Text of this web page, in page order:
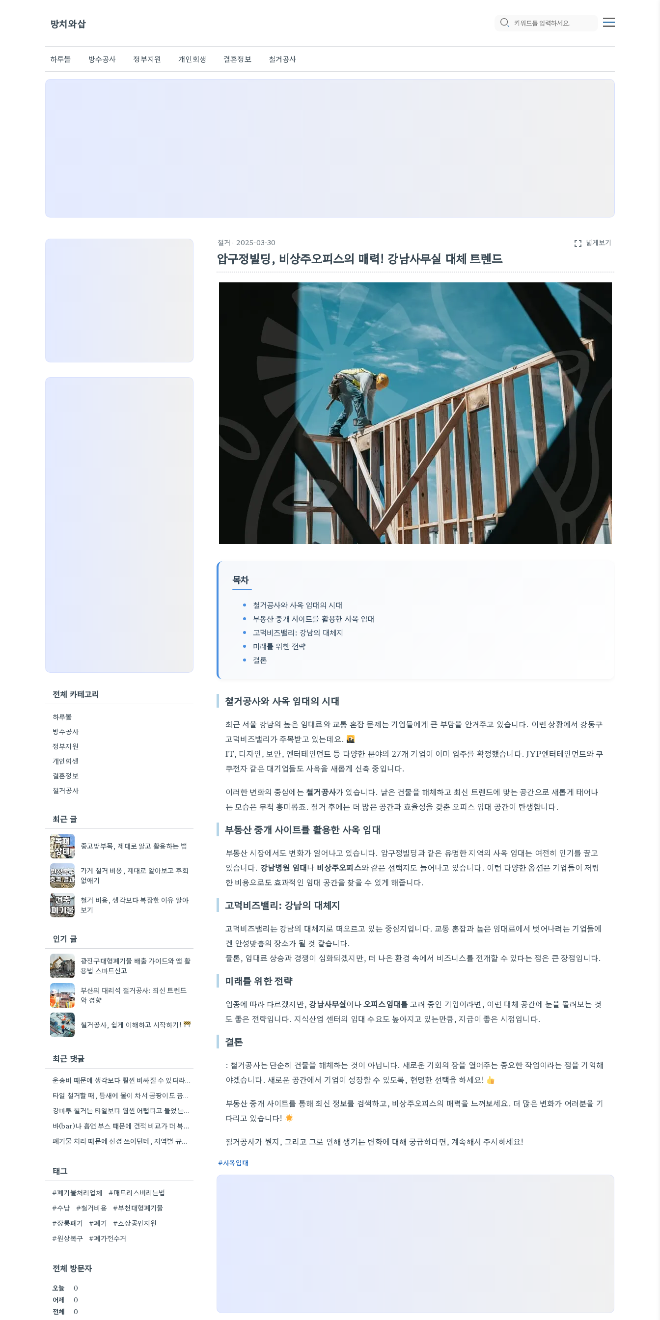
망치와삽
하루몰 방수공사 정부지원 개인회생 결혼정보 철거공사
철거 · 2025-03-30 fullscreen 넓게보기
압구정빌딩, 비상주오피스의 매력! 강남사무실 대체 트렌드
목차
철거공사와 사옥 임대의 시대
부동산 중개 사이트를 활용한 사옥 임대
고덕비즈밸리: 강남의 대체지
미래를 위한 전략
결론
철거공사와 사옥 임대의 시대
최근 서울 강남의 높은 임대료와 교통 혼잡 문제는 기업들에게 큰 부담을 안겨주고 있습니다. 이런 상황에서 강동구
고덕비즈밸리가 주목받고 있는데요.
IT, 디자인, 보안, 엔터테인먼트 등 다양한 분야의 27개 기업이 이미 입주를 확정했습니다. JYP엔터테인먼트와 쿠
쿠전자 같은 대기업들도 사옥을 새롭게 신축 중입니다.
이러한 변화의 중심에는 철거공사가 있습니다. 낡은 건물을 해체하고 최신 트렌드에 맞는 공간으로 새롭게 태어나
는 모습은 무척 흥미롭죠. 철거 후에는 더 많은 공간과 효율성을 갖춘 오피스 임대 공간이 탄생합니다.
부동산 중개 사이트를 활용한 사옥 임대
부동산 시장에서도 변화가 일어나고 있습니다. 압구정빌딩과 같은 유명한 지역의 사옥 임대는 여전히 인기를 끌고
있습니다. 강남병원 임대나 비상주오피스와 같은 선택지도 늘어나고 있습니다. 이런 다양한 옵션은 기업들이 저렴
한 비용으로도 효과적인 임대 공간을 찾을 수 있게 해줍니다.
고덕비즈밸리: 강남의 대체지
고덕비즈밸리는 강남의 대체지로 떠오르고 있는 중심지입니다. 교통 혼잡과 높은 임대료에서 벗어나려는 기업들에
겐 안성맞춤의 장소가 될 것 같습니다.
물론, 임대료 상승과 경쟁이 심화되겠지만, 더 나은 환경 속에서 비즈니스를 전개할 수 있다는 점은 큰 장점입니다.
미래를 위한 전략
업종에 따라 다르겠지만, 강남사무실이나오피스임대를 고려 중인 기업이라면, 이런 대체 공간에 눈을 돌려보는 것
도 좋은 전략입니다. 지식산업 센터의 임대 수요도 높아지고 있는만큼, 지금이 좋은 시점입니다.
결론
: 철거공사는 단순히 건물을 해체하는 것이 아닙니다. 새로운 기회의 장을 열어주는 중요한 작업이라는 점을 기억해
야겠습니다. 새로운 공간에서 기업이 성장할 수 있도록, 현명한 선택을 하세요!
부동산 중개 사이트를 통해 최신 정보를 검색하고, 비상주오피스의 매력을 느껴보세요. 더 많은 변화가 여러분을 기
다리고 있습니다!
철거공사가 뭔지, 그리고 그로 인해 생기는 변화에 대해 궁금하다면, 계속해서 주시하세요!
사옥임대
전체 카테고리
하루몰
방수공사
정부지원
개인회생
결혼정보
철거공사
최근 글
중고방부목, 제대로 알고 활용하는 법
가게 철거 비용, 제대로 알아보고 후회
없애기
철거 비용, 생각보다 복잡한 이유 알아
보기
인기 글
광진구대형폐기물 배출 가이드와 앱 활
용법 스마트신고
부산의 대리석 철거공사: 최신 트렌드
와 경향
철거공사, 쉽게 이해하고 시작하기!
최근 댓글
운송비 때문에 생각보다 훨씬 비싸질 수 있더라구요. 특히 오래된 자재는 부식도 심할 것 같아요.
타일 철거할 때, 틈새에 물이 차서 곰팡이도 꼼꼼히 확인해야 해요.
강마루 철거는 타일보다 훨씬 어렵다고 들었는데, 아트월 자재에 따라 작업 난이도가 많이 달라지긴 하나봐요.
바(bar)나 흡연 부스 때문에 견적 비교가 더 복잡해지긴 하네요. 특히 오래된 가게의 경우, 숨겨진 마감재…
폐기물 처리 때문에 신경 쓰이던데, 지역별 규정 확인은 필수인 것 같아요.
태그
#폐기물처리업체
#매트리스버리는법
#수납
#철거비용
#부천대형폐기물
#장롱폐기
#폐기
#소상공인지원
#원상복구
#폐가전수거
전체 방문자
오늘
0
어제
0
전체
0